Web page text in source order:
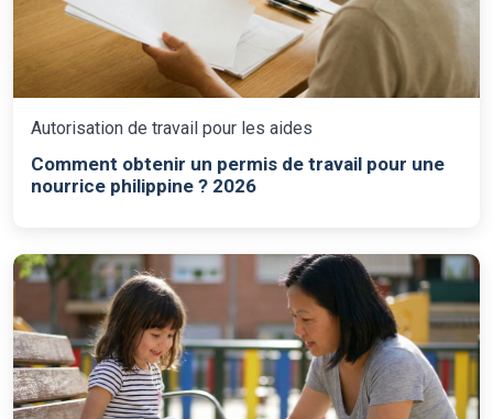
Autorisation de travail pour les aides
Comment obtenir un permis de travail pour une
nourrice philippine ? 2026